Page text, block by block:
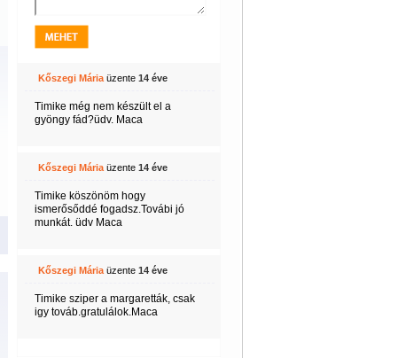
Kőszegi Máriaüzente 14 éve
Timike még nem készült el a
gyöngy fád?üdv. Maca
Kőszegi Máriaüzente 14 éve
Timike köszönöm hogy
ismerősőddé fogadsz.Továbi jó
munkát. üdv Maca
Kőszegi Máriaüzente 14 éve
Timike sziper a margaretták, csak
igy továb.gratulálok.Maca